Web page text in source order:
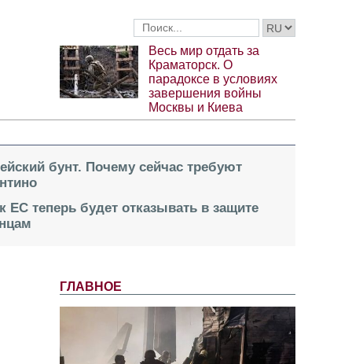
Весь мир отдать за
Краматорск. О
парадоксе в условиях
завершения войны
Москвы и Киева
бунт. Почему сейчас требуют
ЕС теперь будет отказывать в защите
ГЛАВНОЕ